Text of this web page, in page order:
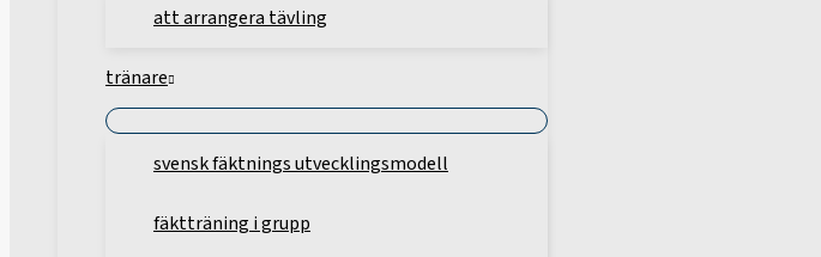
att arrangera tävling
tränare
svensk fäktnings utvecklingsmodell
fäktträning i grupp